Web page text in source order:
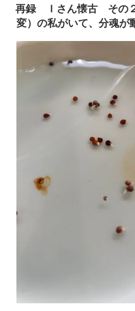
ん
懐
古
そ
く、
稿
日:
再録 Ｉさん懐古 その
変）の私がいて、分魂が